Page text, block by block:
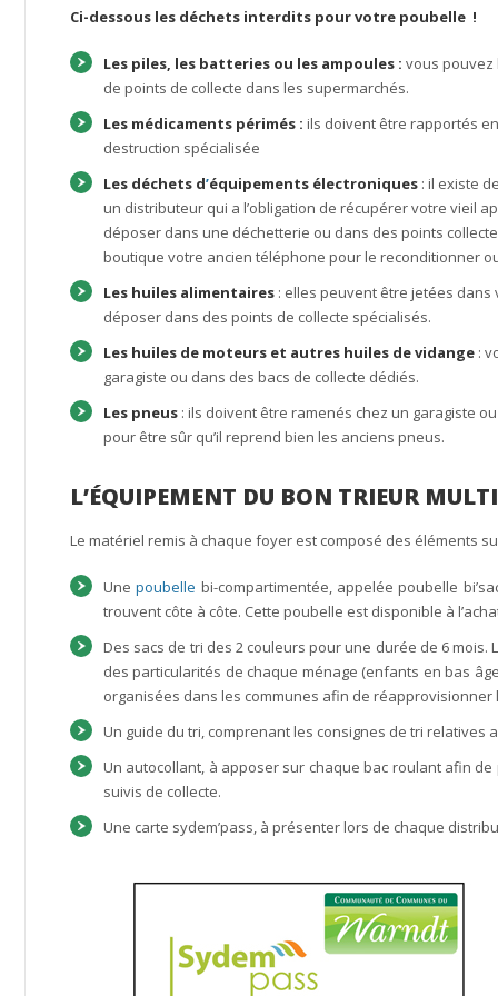
Ci-dessous les déchets interdits pour votre poubelle !
Les piles, les batteries ou les ampoules : vous pouvez
de points de collecte dans les supermarchés.
Les médicaments périmés : ils doivent être rapportés
destruction spécialisée
Les déchets d’équipements électroniques : il existe
un distributeur qui a l’obligation de récupérer votre vieil
déposer dans une déchetterie ou dans des points
boutique votre ancien téléphone pour le reconditionner
Les huiles alimentaires : elles peuvent être jetées
déposer dans des points de collecte spécialisés.
Les huiles de moteurs et autres huiles de vidange :
garagiste ou dans des bacs de collecte dédiés.
Les pneus : ils doivent être ramenés chez un garagiste
pour être sûr qu’il reprend bien les anciens pneus.
L’ÉQUIPEMENT DU BON TRIEUR
Le matériel remis à chaque foyer est composé des éléments
Unepoubelle bi-compartimentée, appelée poubelle
trouvent côte à côte. Cette poubelle est disponible à
Des sacs de tri des 2 couleurs pour une durée de 6
des particularités de chaque ménage (enfants en bas
organisées dans les communes afin de réapprovisionner
Un guide du tri, comprenant les consignes de tri relatives
Un autocollant, à apposer sur chaque bac roulant afin
suivis de collecte.
Une carte sydem’pass, à présenter lors de chaque